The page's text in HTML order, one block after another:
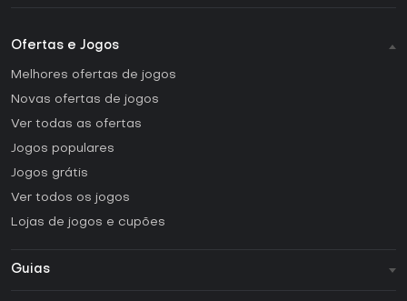
Ofertas e Jogos
Melhores ofertas de jogos
Novas ofertas de jogos
Ver todas as ofertas
Jogos populares
Jogos grátis
Ver todos os jogos
Lojas de jogos e cupões
Guias